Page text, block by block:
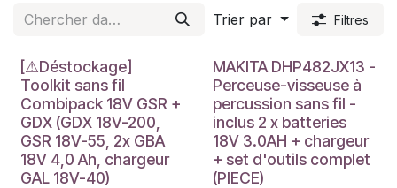
Trier par Filtres
Déstockage
[⚠Déstockage]
Toolkit sans fil
Combipack 18V GSR +
GDX (GDX 18V-200,
GSR 18V-55, 2x GBA
18V 4,0 Ah, chargeur
GAL 18V-40)
MAKITA DHP482JX13 -
Perceuse-visseuse à
percussion sans fil -
inclus 2 x batteries
18V 3.0AH + chargeur
+ set d'outils complet
(PIECE)